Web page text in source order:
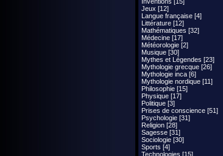
Jeux [12]
Langue française [4]
Littérature [12]
Mathématiques [32]
Médecine [17]
Météorologie [2]
Musique [30]
Mythes et Légendes [23]
Mythologie grecque [26]
Mythologie inca [6]
Mythologie nordique [11]
Philosophie [15]
Physique [17]
Politique [3]
Prises de conscience [51]
Psychologie [31]
Religion [28]
Sagesse [31]
Sociologie [30]
Sports [4]
Technologies [15]